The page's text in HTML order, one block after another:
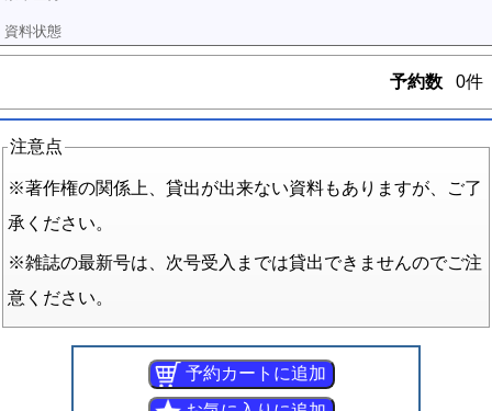
予約数 0件
注意点
※著作権の関係上、貸出が出来ない資料もありますが、ご了
承ください。
※雑誌の最新号は、次号受入までは貸出できませんのでご注
意ください。